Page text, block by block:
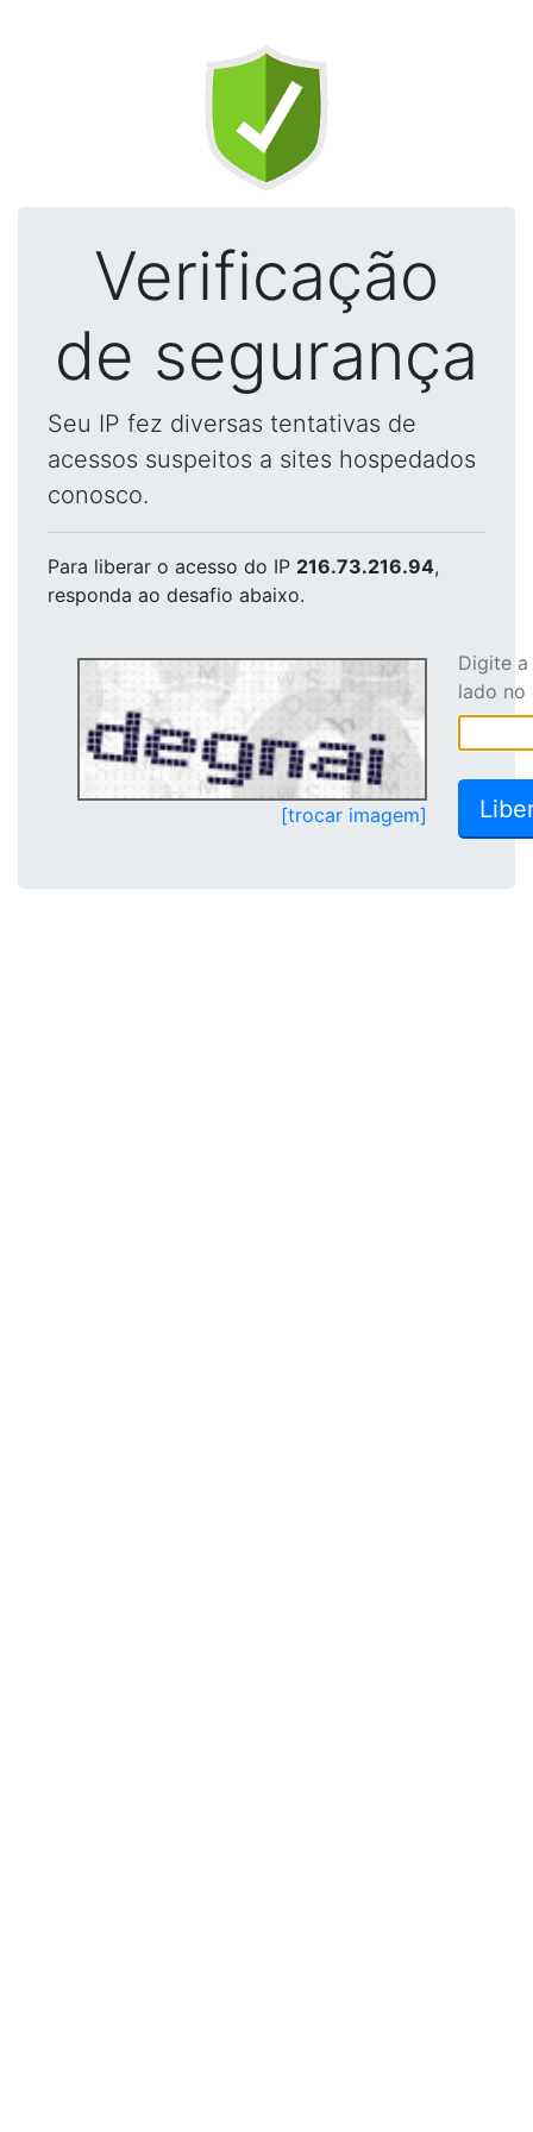
Verificação
de segurança
Seu IP fez diversas tentativas de
acessos suspeitos a sites hospedados
conosco.
Para liberar o acesso do IP 216.73.216.94,
responda ao desafio abaixo.
[trocar imagem]
Digite
lado no